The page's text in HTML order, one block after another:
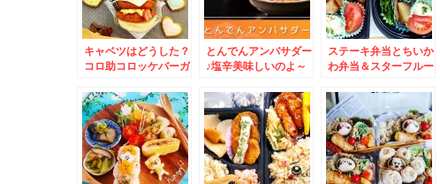
キャベツはどうした？
コロ助コロッケバーガ
とんでんアンバサダー
♪塩辛美味しいのよ～
ステーキ弁当とちいか
わ弁当＆スターフルー
～でほっこり(*´艸`*)